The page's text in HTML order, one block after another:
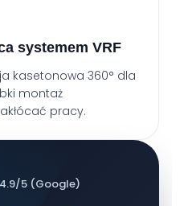
systemem VRF
kasetonowa 360° dla
montaż
pracy.
4.9/5 (Google)